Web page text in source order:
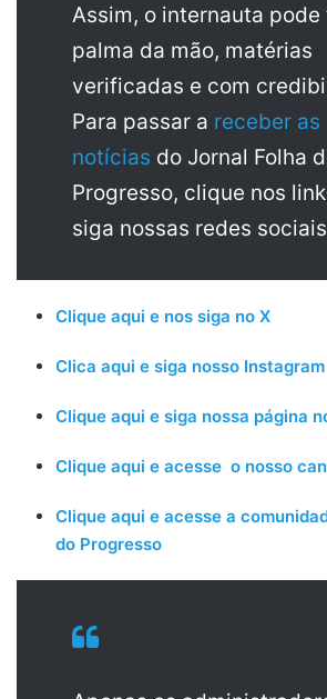
Assim, o internauta pode
palma da mão, matérias
verificadas e com
Para passar a receber as
notícias do Jornal Folha
Progresso, clique nos
siga nossas redes
Clique aqui e nos siga no X
Clica aqui e siga nosso Instagram
Clique aqui e siga nossa página
Clique aqui e acesse o nosso
Clique aqui e acesse a
do Progresso